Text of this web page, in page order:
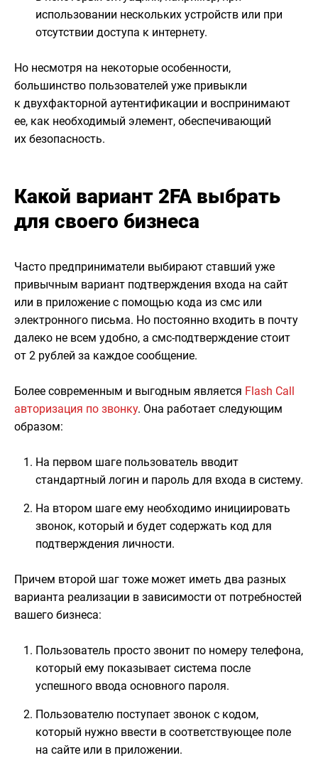
использовании нескольких устройств или при
отсутствии доступа к интернету.
Но несмотря на некоторые особенности,
большинство пользователей уже привыкли
к двухфакторной аутентификации и воспринимают
ее, как необходимый элемент, обеспечивающий
их безопасность.
Какой вариант 2FA выбрать
для своего бизнеса
Часто предприниматели выбирают ставший уже
привычным вариант подтверждения входа на сайт
или в приложение с помощью кода из смс или
электронного письма. Но постоянно входить в почту
далеко не всем удобно, а смс-подтверждение стоит
от 2 рублей за каждое сообщение.
Более современным и выгодным является Flash Call
авторизация по звонку. Она работает следующим
образом:
На первом шаге пользователь вводит
стандартный логин и пароль для входа в систему.
На втором шаге ему необходимо инициировать
звонок, который и будет содержать код для
подтверждения личности.
Причем второй шаг тоже может иметь два разных
варианта реализации в зависимости от потребностей
вашего бизнеса:
Пользователь просто звонит по номеру телефона,
который ему показывает система после
успешного ввода основного пароля.
Пользователю поступает звонок с кодом,
который нужно ввести в соответствующее поле
на сайте или в приложении.